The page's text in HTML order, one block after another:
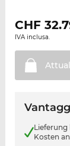
CHF
IVA inclusa.
Lieferung
Kosten an